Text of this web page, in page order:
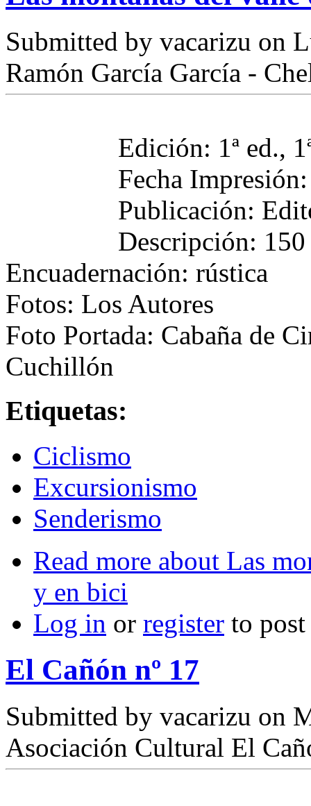
Submitted by vacarizu on
Ramón García García -
Edición: 1ª ed.,
Fecha
Publicación:
Descripción:
Encuadernación: rústica
Fotos: Los Autores
Foto Portada: Cabaña de
Cuchillón
Etiquetas:
Ciclismo
Excursionismo
Senderismo
Read more about Las
y en bici
Log in or register to
El Cañón nº 17
Submitted by vacarizu on
Asociación Cultural El